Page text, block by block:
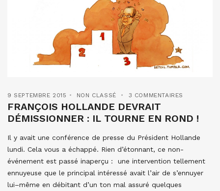
9 SEPTEMBRE 2015 NON CLASSÉ 3 COMMENTAIRES
FRANÇOIS HOLLANDE DEVRAIT
DÉMISSIONNER : IL TOURNE EN ROND !
Il y avait une conférence de presse du Président Hollande
lundi. Cela vous a échappé. Rien d’étonnant, ce non-
événement est passé inaperçu : une intervention tellement
ennuyeuse que le principal intéressé avait l’air de s’ennuyer
lui–même en débitant d’un ton mal assuré quelques